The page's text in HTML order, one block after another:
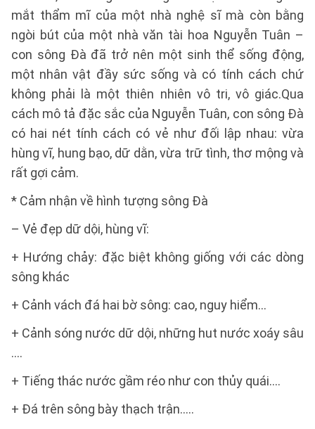
mắt thẩm mĩ của một nhà nghệ sĩ mà còn bằng
ngòi bút của một nhà văn tài hoa Nguyễn Tuân –
con sông Đà đã trở nên một sinh thể sống động,
một nhân vật đầy sức sống và có tính cách chứ
không phải là một thiên nhiên vô tri, vô giác.Qua
cách mô tả đặc sắc của Nguyễn Tuân, con sông Đà
có hai nét tính cách có vẻ như đối lập nhau: vừa
hùng vĩ, hung bạo, dữ dằn, vừa trữ tình, thơ mộng và
rất gợi cảm.
* Cảm nhận về hình tượng sông Đà
– Vẻ đẹp dữ dội, hùng vĩ:
+ Hướng chảy: đặc biệt không giống với các dòng
sông khác
+ Cảnh vách đá hai bờ sông: cao, nguy hiểm…
+ Cảnh sóng nước dữ dội, những hut nước xoáy sâu
….
+ Tiếng thác nước gầm réo như con thủy quái….
+ Đá trên sông bày thạch trận…..